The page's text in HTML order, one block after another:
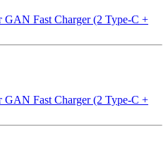
Fast Charger (2 Type-C +
Fast Charger (2 Type-C +